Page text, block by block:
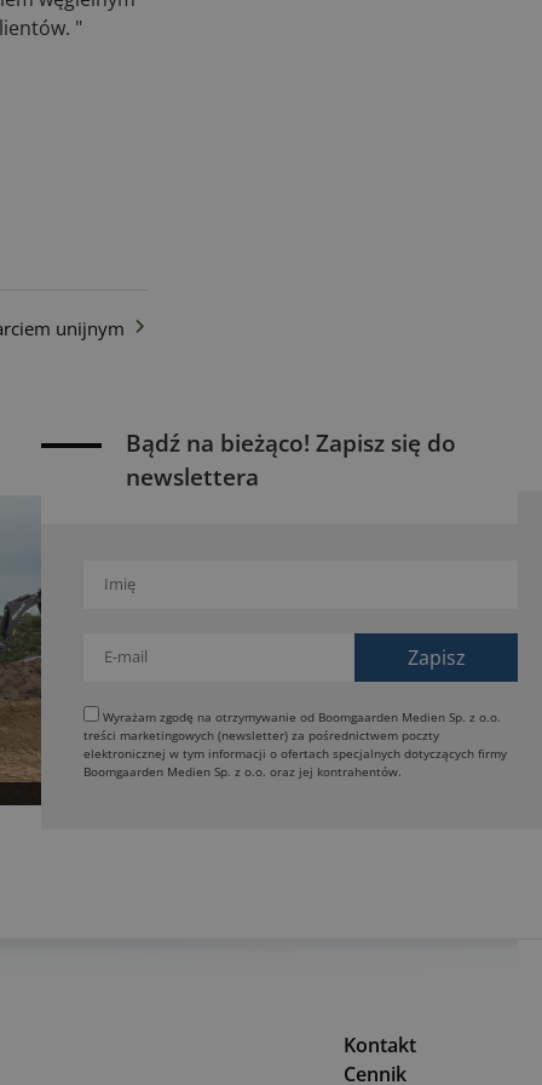
"
unijnym
Bądź na bieżąco! Zapisz się do
newslettera
Wyrażam zgodę na otrzymywanie od Boomgaarden Medien Sp. z o.o.
treści marketingowych (newsletter) za pośrednictwem poczty
elektronicznej w tym informacji o ofertach specjalnych dotyczących firmy
Boomgaarden Medien Sp. z o.o. oraz jej kontrahentów.
Kontakt
Cennik